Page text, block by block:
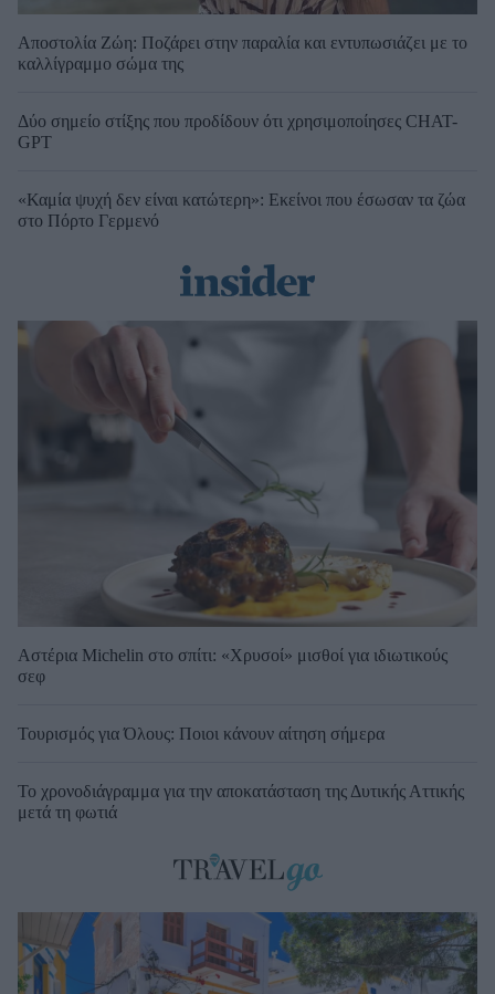
Αποστολία Ζώη: Ποζάρει στην παραλία και εντυπωσιάζει με το
καλλίγραμμο σώμα της
Δύο σημείο στίξης που προδίδουν ότι χρησιμοποίησες CHAT-
GPT
«Καμία ψυχή δεν είναι κατώτερη»: Εκείνοι που έσωσαν τα ζώα
στο Πόρτο Γερμενό
Αστέρια Michelin στο σπίτι: «Χρυσοί» μισθοί για ιδιωτικούς
σεφ
Τουρισμός για Όλους: Ποιοι κάνουν αίτηση σήμερα
Το χρονοδιάγραμμα για την αποκατάσταση της Δυτικής Αττικής
μετά τη φωτιά